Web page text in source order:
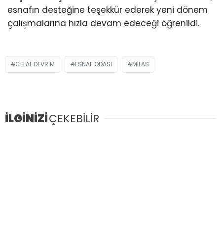
esnafın desteğine teşekkür ederek yeni dönem
çalışmalarına hızla devam edeceği öğrenildi.
CELAL DEVRIM ESNAF ODASI MILAS
İLGİNİZİÇEKEBİLİR